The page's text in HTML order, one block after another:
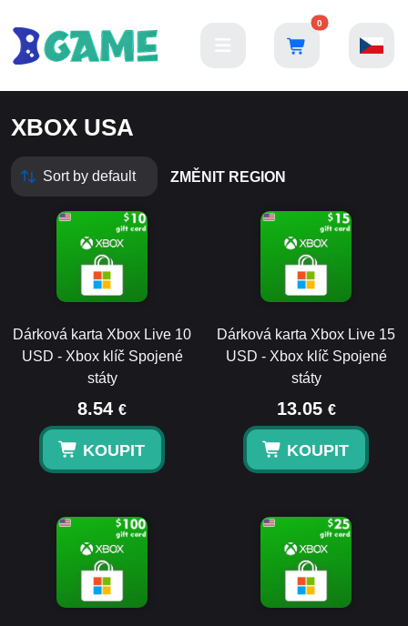
0
XBOX USA
ZMĚNIT REGION
Dárková karta Xbox Live 10
USD - Xbox klíč Spojené
státy
8.54 €
KOUPIT
Dárková karta Xbox Live 15
USD - Xbox klíč Spojené
státy
13.05 €
KOUPIT